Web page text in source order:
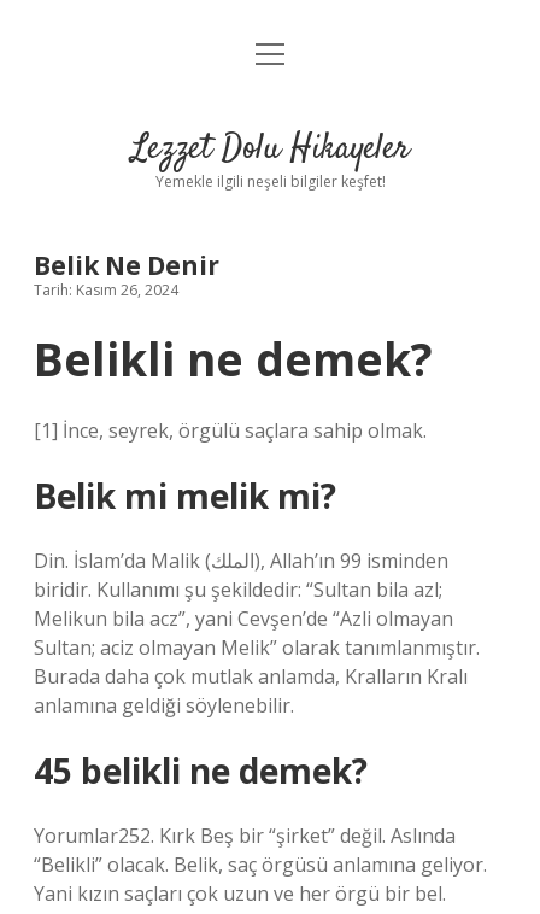
Anasayfa
Yasal Uyarı
menüyü
Lezzet Dolu Hikayeler
Yemekle ilgili neşeli bilgiler keşfet!
Belik Ne Denir
Tarih: Kasım 26, 2024
Belikli ne demek?
[1] İnce, seyrek, örgülü saçlara sahip olmak.
Belik mi melik mi?
Din. İslam’da Malik (الملك), Allah’ın 99 isminden
biridir. Kullanımı şu şekildedir: “Sultan bila azl;
Melikun bila acz”, yani Cevşen’de “Azli olmayan
Sultan; aciz olmayan Melik” olarak tanımlanmıştır.
Burada daha çok mutlak anlamda, Kralların Kralı
anlamına geldiği söylenebilir.
45 belikli ne demek?
Yorumlar252. Kırk Beş bir “şirket” değil. Aslında
“Belikli” olacak. Belik, saç örgüsü anlamına geliyor.
Yani kızın saçları çok uzun ve her örgü bir bel.